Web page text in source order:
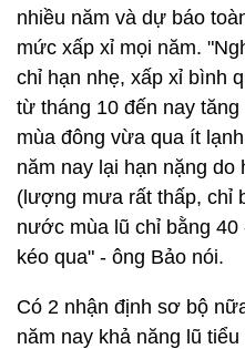
nhiều năm và dự báo
mức xấp xỉ mọi năm.
chỉ hạn nhẹ, xấp xỉ bình
từ tháng 10 đến nay
mùa đông vừa qua ít
năm nay lại hạn nặng do
(lượng mưa rất thấp, chỉ
nước mùa lũ chỉ bằng
kéo qua" - ông Bảo nói.
Có 2 nhận định sơ bộ
năm nay khả năng lũ